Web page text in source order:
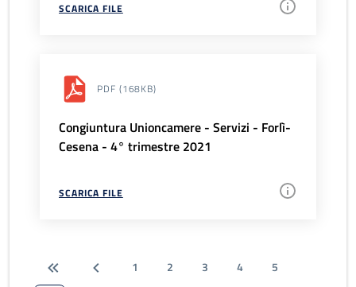
SCARICA FILE
PDF (168KB)
Congiuntura Unioncamere - Servizi - Forlì-
Cesena - 4° trimestre 2021
SCARICA FILE
1 2 3 4
5